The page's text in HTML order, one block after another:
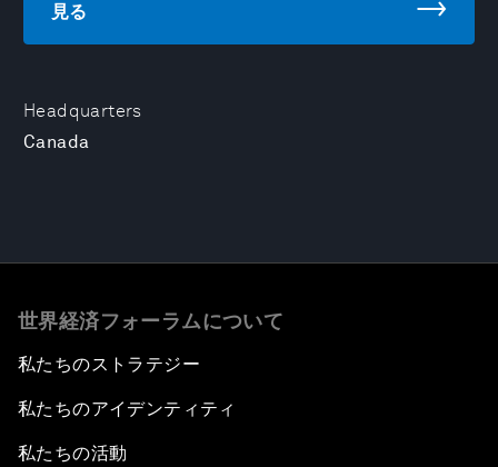
Headquarters
Canada
見る
世界経済フォーラムについて
私たちのストラテジー
私たちのアイデンティティ
私たちの活動